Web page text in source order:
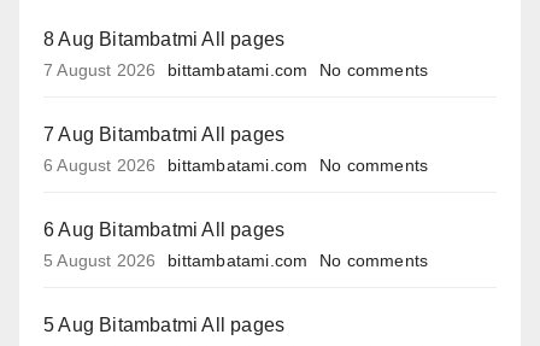
8 Aug Bitambatmi All pages
7 August 2026 bittambatami.com No comments
7 Aug Bitambatmi All pages
6 August 2026 bittambatami.com No comments
6 Aug Bitambatmi All pages
5 August 2026 bittambatami.com No comments
5 Aug Bitambatmi All pages